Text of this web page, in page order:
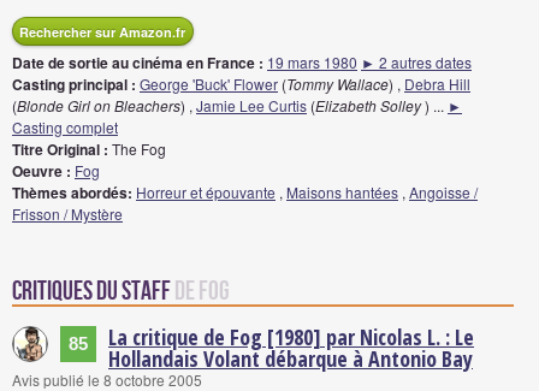
Rechercher sur Amazon.fr
Date de sortie au cinéma en France : 19 mars 1980 ► 2 autres dates
Casting principal : George 'Buck' Flower (Tommy Wallace) , Debra Hill
(Blonde Girl on Bleachers) , Jamie Lee Curtis (Elizabeth Solley) ... ►
Casting complet
Titre Original : The Fog
Oeuvre : Fog
Thèmes abordés: Horreur et épouvante , Maisons hantées , Angoisse /
Frisson / Mystère
Critiques du staffde Fog
85 La critique de Fog [1980] par Nicolas L. : Le
Hollandais Volant débarque à Antonio Bay
Avis publié le 8 octobre 2005